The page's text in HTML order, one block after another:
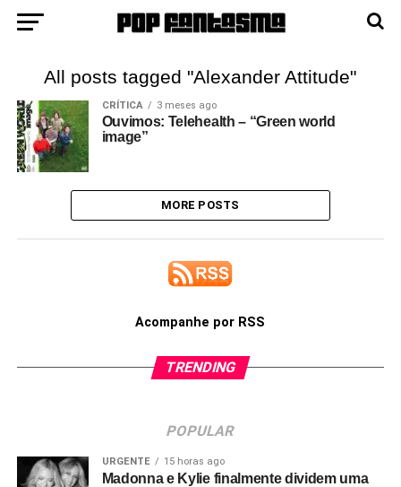
All posts tagged "Alexander Attitude"
CRÍTICA 3 meses ago
Ouvimos: Telehealth – “Green world
image”
MORE POSTS
Acompanhe por RSS
TRENDING
POPULAR
URGENTE 15 horas ago
Madonna e Kylie finalmente dividem uma